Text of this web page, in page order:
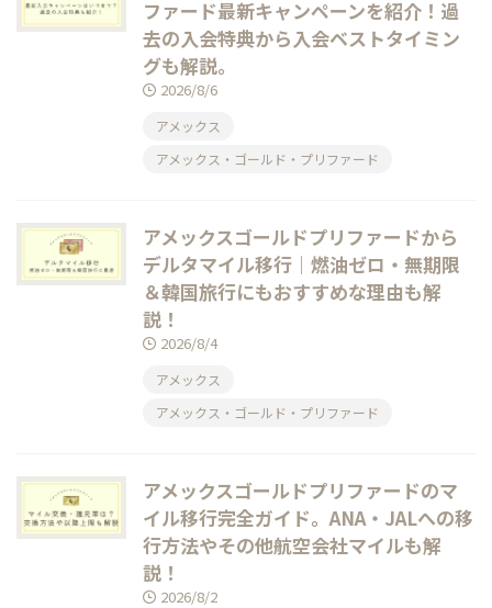
ファード最新キャンペーンを紹介！過
去の入会特典から入会ベストタイミン
グも解説。
2026/8/6
アメックス
アメックス・ゴールド・プリファード
アメックスゴールドプリファードから
デルタマイル移行｜燃油ゼロ・無期限
＆韓国旅行にもおすすめな理由も解
説！
2026/8/4
アメックス
アメックス・ゴールド・プリファード
アメックスゴールドプリファードのマ
イル移行完全ガイド。ANA・JALへの移
行方法やその他航空会社マイルも解
説！
2026/8/2